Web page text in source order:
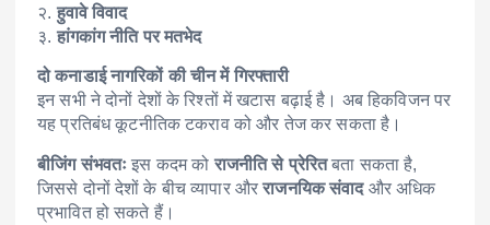
२.हुवावे विवाद
३.हांगकांग नीति पर मतभेद
दो कनाडाई नागरिकों की चीन में गिरफ्तारी
इन सभी ने दोनों देशों के रिश्तों में खटास बढ़ाई है। अब हिकविजन पर
यह प्रतिबंध कूटनीतिक टकराव को और तेज कर सकता है।
बीजिंग संभवतः इस कदम कोराजनीति से प्रेरितबता सकता है,
जिससे दोनों देशों के बीच व्यापार औरराजनयिक संवादऔर अधिक
प्रभावित हो सकते हैं।